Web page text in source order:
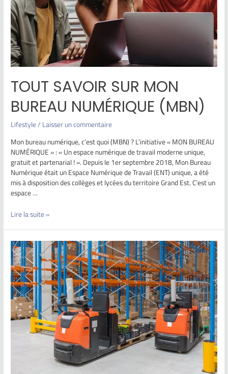
TOUT SAVOIR SUR MON
BUREAU NUMÉRIQUE (MBN)
Lifestyle/Laisser un commentaire
Mon bureau numérique, c’est quoi (MBN) ? L’initiative « MON BUREAU
NUMÉRIQUE » : « Un espace numérique de travail moderne unique,
gratuit et partenarial ! ». Depuis le 1er septembre 2018, Mon Bureau
Numérique était un Espace Numérique de Travail (ENT) unique, a été
mis à disposition des collèges et lycées du territoire Grand Est. C’est un
espace …
Lire la suite »